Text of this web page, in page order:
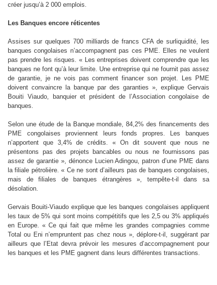
créer jusqu’à 2 000 emplois.
Les Banques encore réticentes
Assises sur quelques 700 milliards de francs CFA de surliquidité, les
banques congolaises n’accompagnent pas ces PME. Elles ne veulent
pas prendre les risques. « Les entreprises doivent comprendre que les
banques ne font qu’à leur limite. Une entreprise qui ne fournit pas assez
de garantie, je ne vois pas comment financer son projet. Les PME
doivent convaincre la banque par des garanties », explique Gervais
Bouiti Viaudo, banquier et président de l’Association congolaise de
banques.
Selon une étude de la Banque mondiale, 84,2% des financements des
PME congolaises proviennent leurs fonds propres. Les banques
n’apportent que 3,4% de crédits. « On dit souvent que nous ne
présentons pas des projets bancables ou nous ne fournissons pas
assez de garantie », dénonce Lucien Adingou, patron d’une PME dans
la filiale pétrolière. « Ce ne sont d’ailleurs pas de banques congolaises,
mais de filiales de banques étrangères », tempête-t-il dans sa
désolation.
Gervais Bouiti-Viaudo explique que les banques congolaises appliquent
les taux de 5% qui sont moins compétitifs que les 2,5 ou 3% appliqués
en Europe. « Ce qui fait que même les grandes compagnies comme
Total ou Eni n’empruntent pas chez nous », déplore-t-il, suggérant par
ailleurs que l’Etat devra prévoir les mesures d’accompagnement pour
les banques et les PME gagnent dans leurs différentes transactions.